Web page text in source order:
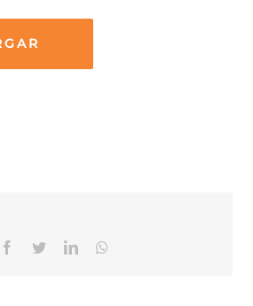
Facebook
TwitterLinkedinWhatsapp